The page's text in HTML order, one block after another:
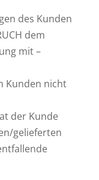
des Kunden
dem
mit –
Kunden nicht
der Kunde
gelieferten